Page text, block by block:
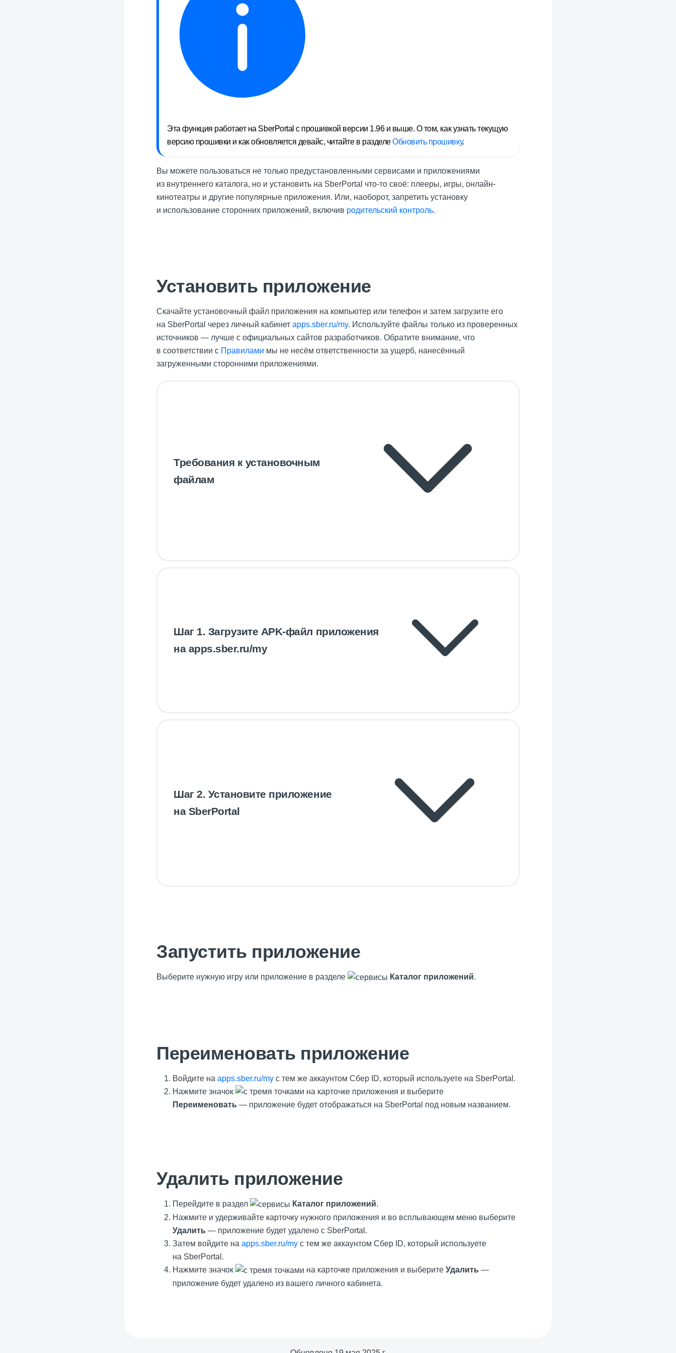
Эта функция работает на SberPortal с прошивкой версии 1.96 и выше. О том, как узнать текущую
версию прошивки и как обновляется девайс, читайте в разделеОбновить прошивку.
Вы можете пользоваться не только предустановленными сервисами и приложениями
из внутреннего каталога, но и установить на SberPortal что-то своё: плееры, игры, онлайн-
кинотеатры и другие популярные приложения. Или, наоборот, запретить установку
и использование сторонних приложений, включив родительский контроль.
Установить приложение
Скачайте установочный файл приложения на компьютер или телефон и затем загрузите его
на SberPortal через личный кабинет apps.sber.ru/my. Используйте файлы только из проверенных
источников — лучше с официальных сайтов разработчиков. Обратите внимание, что
в соответствии с Правилами мы не несём ответственности за ущерб, нанесённый
загруженными сторонними приложениями.
Требования к установочным
файлам
Шаг 1. Загрузите APK-файл приложения
на apps.sber.ru/my
Шаг 2. Установите приложение
на SberPortal
Запустить приложение
Выберите нужную игру или приложение в разделе Каталог приложений.
Переименовать приложение
Войдите на apps.sber.ru/my с тем же аккаунтом Сбер ID, который используете на SberPortal.
Нажмите значок
на карточке приложения и выберите
Переименовать — приложение будет отображаться на SberPortal под новым названием.
Удалить приложение
Перейдите в раздел Каталог приложений.
Нажмите и удерживайте карточку нужного приложения и во всплывающем меню выберите
Удалить — приложение будет удалено с SberPortal.
Затем войдите на apps.sber.ru/my с тем же аккаунтом Сбер ID, который используете
на SberPortal.
Нажмите значок
на карточке приложения и выберите Удалить —
приложение будет удалено из вашего личного кабинета.